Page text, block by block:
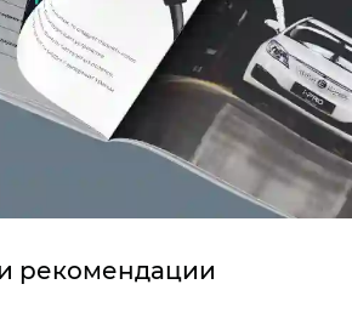
рекомендации